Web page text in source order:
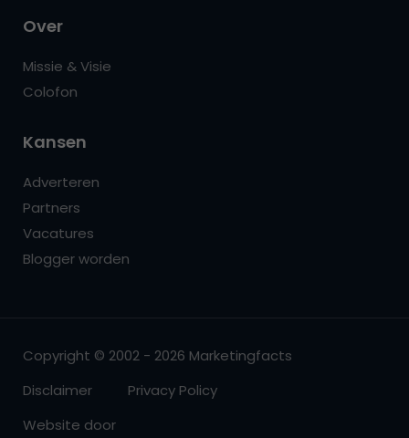
Over
Missie & Visie
Colofon
Kansen
Adverteren
Partners
Vacatures
Blogger worden
Copyright © 2002 - 2026 Marketingfacts
Disclaimer
Privacy Policy
Website door